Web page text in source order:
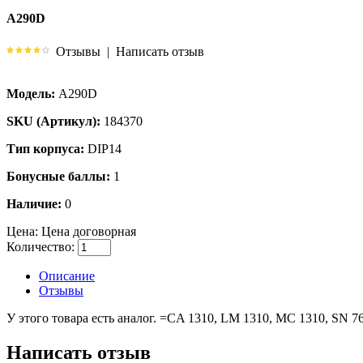
A290D
Отзывы | Написать отзыв
Модель: A290D
SKU (Артикул): 184370
Тип корпуса: DIP14
Бонусные баллы: 1
Наличие: 0
Цена: Цена договорная
Количество:
Описание
Отзывы
У этого товара есть аналог. =CA 1310, LM 1310, MC 1310, SN
Написать отзыв